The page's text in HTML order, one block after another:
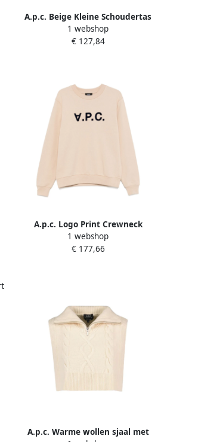
A.p.c. Beige Kleine Schoudertas
Synthetisch Beige Dames
1 webshop
€ 127,84
A.p.c. Logo Print Crewneck
Sweater Beige Dames
1 webshop
€ 177,66
A.p.c. Warme wollen sjaal met